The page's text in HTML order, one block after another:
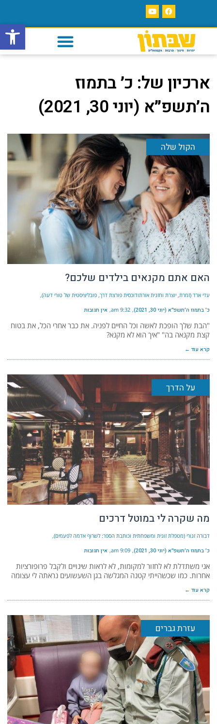
פתח
ארכיון של: כ׳ בתמוז
ה׳תשפ״א (יוני 30, 2021)
הקול שלה
האם אתם מקנאים בילדים שלכם?
עדי ארד (זמרת, יוצרת וחזנית אורתודוכסית פורצת דרך, פובליציסטית של טורי דעה)
כ׳ בתמוז ה׳תשפ״א (יוני 30, 2021) 9:32 am אין תגובות
"הבת שלך הופכת לאשה וכל החיים לפניה. את כבר אחרי הכל, את בטוח
קצת מקנאה בה" "איך הוא לא מקנא?
קרא עוד ←
על הדרך
מה שקרה לי במוטל דרכים
דבורה זגורי (מטפלת זוגית ומשפחתית וכותבת הספר: לשרוף אדמה לפעמים)
כ׳ בתמוז ה׳תשפ״א (יוני 30, 2021) 9:09 am אין תגובות
אני משתדלת לא לחזור למקומות, לא לראות שינויים ולקבל פרופורציות
אחרות. כמו שכשהייתי קטנה המגלשה בגן השעשועים נראתה לי עצומה
קרא עוד ←
עזרת גברים